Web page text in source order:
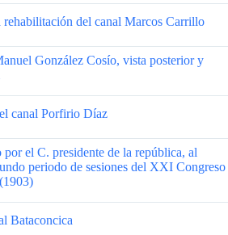
rehabilitación del canal Marcos Carrillo
González Cosío, vista posterior y
canal Porfirio Díaz
el C. presidente de la república, al
periodo de sesiones del XXI Congreso
Bataconcica